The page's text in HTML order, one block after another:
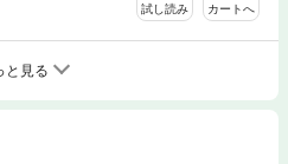
試し読み カートへ
と見る